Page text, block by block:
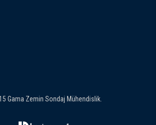
Gama Zemin Sondaj Mühendislik.